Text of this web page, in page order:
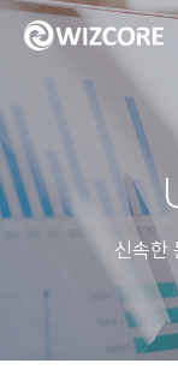
MENU
신속한